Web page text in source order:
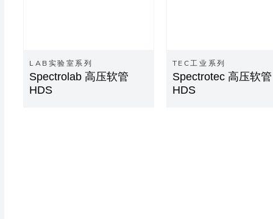
LAB实验室系列
Spectrolab 高压软管
HDS
TEC工业系列
Spectrotec 高压软管
HDS